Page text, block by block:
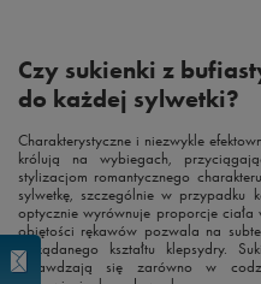
Czy sukienki z
do każdej sylwetki?
Charakterystyczne i niezwykle
królują na wybiegach,
stylizacjom romantycznego
sylwetkę, szczególnie w przypadku
optycznie wyrównuje proporcje
objętości rękawów pozwala na
pożądanego kształtu klepsydry.
sprawdzają się zarówno w